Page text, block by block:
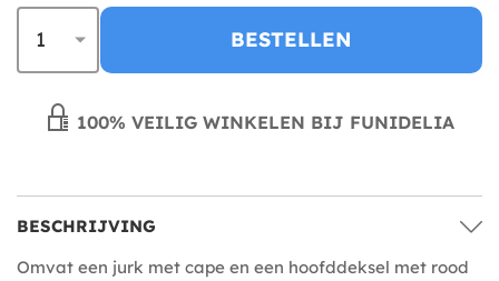
BESTELLEN
100% VEILIG WINKELEN BIJ FUNIDELIA
BESCHRIJVING
Omvat een jurk met cape en een hoofddeksel met rood